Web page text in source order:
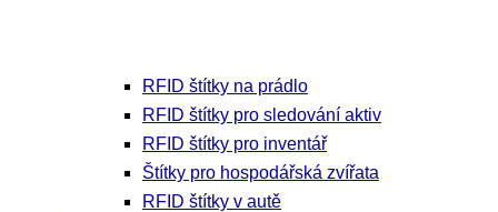
RFID štítky na prádlo
RFID štítky pro sledování aktiv
RFID štítky pro inventář
Štítky pro hospodářská zvířata
RFID štítky v autě